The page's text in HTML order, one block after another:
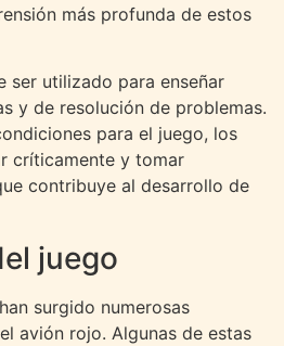
más profunda de estos
ser utilizado para enseñar
y de resolución de problemas.
para el juego, los
críticamente y tomar
contribuye al desarrollo de
juego
surgido numerosas
avión rojo. Algunas de estas